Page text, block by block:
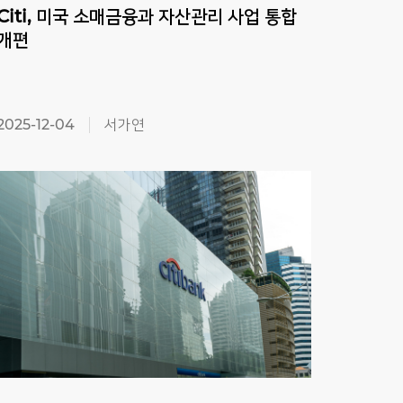
미국 소매금융과 자산관리 사업 통합
편
12-04 서가연